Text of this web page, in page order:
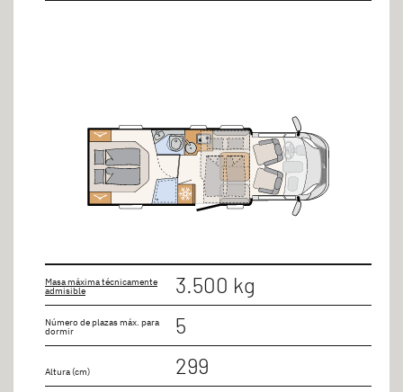
Tipos de cama
Cama basculante
Cama gemela longitudinal
Camas gemelas convertibles en cama doble
Salón
Masa máxima técnicamente
admisible 3.500 kg
Número de plazas máx. para
dormir 5
Altura (cm) 299